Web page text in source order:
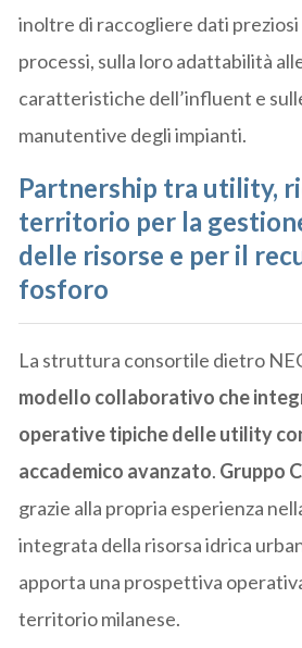
inoltre di raccogliere dati preziosi
processi, sulla loro adattabilità
caratteristiche dell’influent e
manutentive degli impianti.
Partnership tra utility,
territorio per la
delle risorse e per il
fosforo
La struttura consortile dietro
modello collaborativo che
operative tipiche delle utility
accademico avanzato. Gruppo
grazie alla propria esperienza
integrata della risorsa idrica
apporta una prospettiva
territorio milanese.